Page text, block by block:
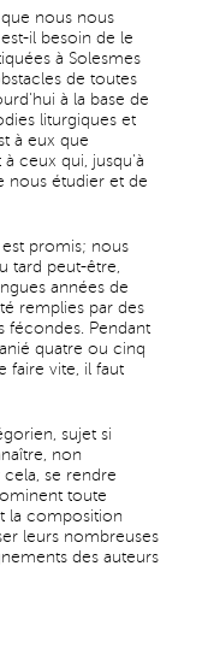
nous nous
il besoin de le
à Solesmes
de toutes
à la base de
liturgiques et
à eux que
ceux qui, jusqu'à
nous étudier et de
promis; nous
tard peut-être,
années de
remplies par des
fécondes. Pendant
quatre ou cinq
faire vite, il faut
sujet si
non
se rendre
toute
la composition
leurs nombreuses
des auteurs